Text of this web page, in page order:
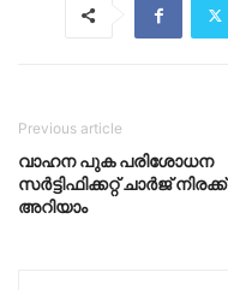
Previous article
വാഹന പുക പരിശോധന
സർട്ടിഫിക്കറ്റ് ചാർജ് നിരക്ക്
അറിയാം